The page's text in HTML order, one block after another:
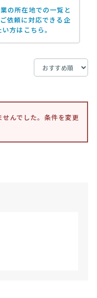
の所在地での一覧と
依頼に対応できる企
方はこちら。
んでした。条件を変更